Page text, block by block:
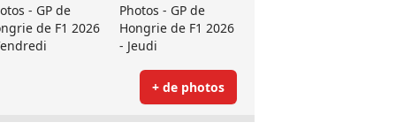
- GP de
de F1 2026
Photos - GP de
Hongrie de F1 2026
- Jeudi
+ de photos